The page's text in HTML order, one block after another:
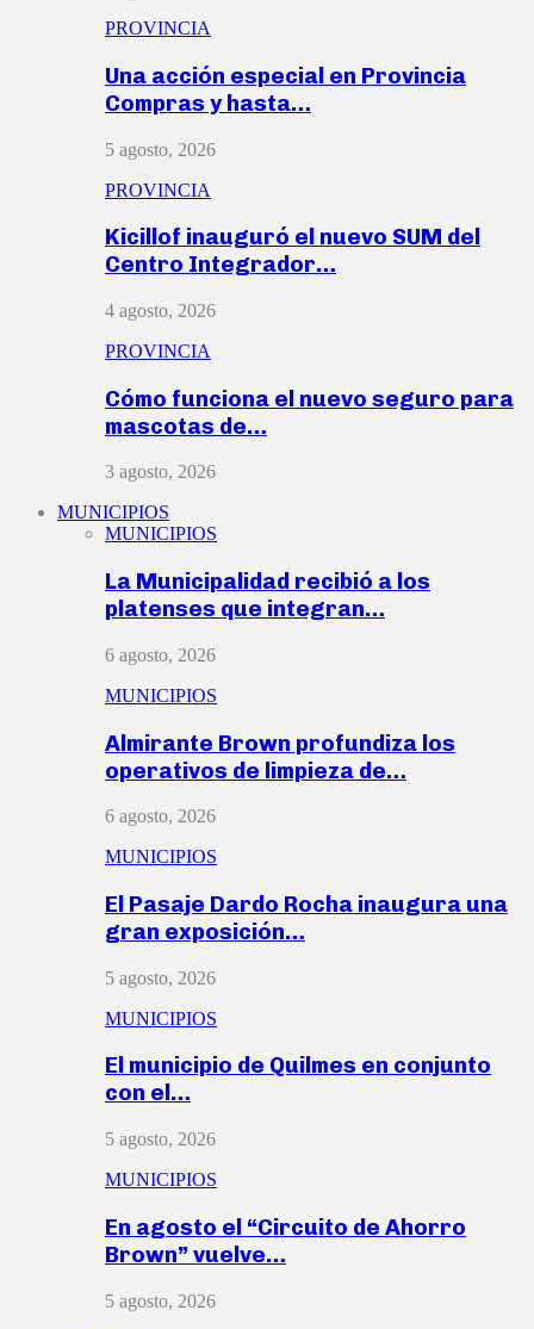
PROVINCIA
Una acción especial en Provincia
Compras y hasta…
5 agosto, 2026
PROVINCIA
Kicillof inauguró el nuevo SUM del
Centro Integrador…
4 agosto, 2026
PROVINCIA
Cómo funciona el nuevo seguro para
mascotas de…
3 agosto, 2026
MUNICIPIOS
MUNICIPIOS
La Municipalidad recibió a los
platenses que integran…
6 agosto, 2026
MUNICIPIOS
Almirante Brown profundiza los
operativos de limpieza de…
6 agosto, 2026
MUNICIPIOS
El Pasaje Dardo Rocha inaugura una
gran exposición…
5 agosto, 2026
MUNICIPIOS
El municipio de Quilmes en conjunto
con el…
5 agosto, 2026
MUNICIPIOS
En agosto el “Circuito de Ahorro
Brown” vuelve…
5 agosto, 2026